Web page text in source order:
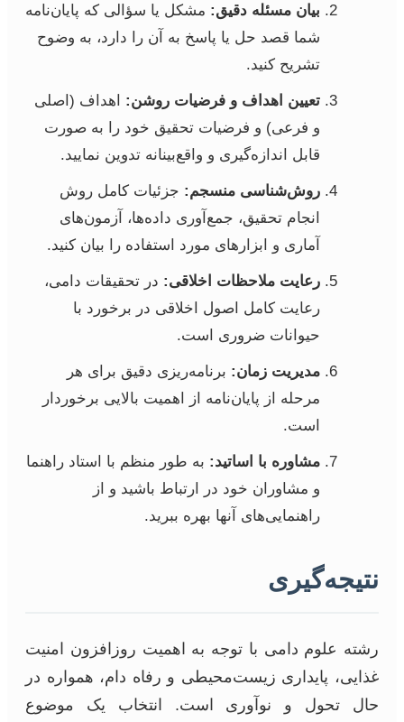
بیان مسئله دقیق: مشکل یا سؤالی که پایان‌نامه
شما قصد حل یا پاسخ به آن را دارد، به وضوح
تشریح کنید.
تعیین اهداف و فرضیات روشن: اهداف (اصلی
و فرعی) و فرضیات تحقیق خود را به صورت
قابل اندازه‌گیری و واقع‌بینانه تدوین نمایید.
روش‌شناسی منسجم: جزئیات کامل روش
انجام تحقیق، جمع‌آوری داده‌ها، آزمون‌های
آماری و ابزارهای مورد استفاده را بیان کنید.
رعایت ملاحظات اخلاقی: در تحقیقات دامی،
رعایت کامل اصول اخلاقی در برخورد با
حیوانات ضروری است.
مدیریت زمان: برنامه‌ریزی دقیق برای هر
مرحله از پایان‌نامه از اهمیت بالایی برخوردار
است.
مشاوره با اساتید: به طور منظم با استاد راهنما
و مشاوران خود در ارتباط باشید و از
راهنمایی‌های آنها بهره ببرید.
نتیجه‌گیری
رشته علوم دامی با توجه به اهمیت روزافزون امنیت
غذایی، پایداری زیست‌محیطی و رفاه دام، همواره در
حال تحول و نوآوری است. انتخاب یک موضوع